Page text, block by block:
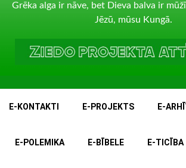
Grēka alga ir nāve, bet Dieva balva ir
Jēzū, mūsu Kungā.
E-KONTAKTI E-PROJEKTS E-
E-POLEMIKA E-BĪBELE E-TICĪBA